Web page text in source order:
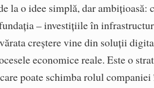
la o idee simplă, dar ambițioasă:
– investițiile în
creștere vine din soluții
economice reale. Este o
poate schimba rolul